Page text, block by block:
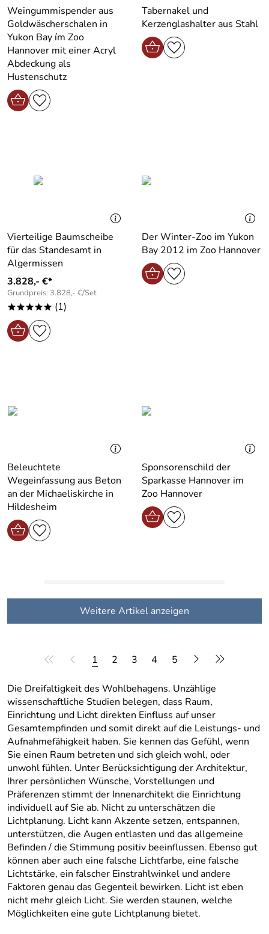
Weingummispender aus
Goldwäscherschalen in
Yukon Bay ím Zoo
Hannover mit einer Acryl
Abdeckung als
Hustenschutz
Tabernakel und
Kerzenglashalter aus Stahl
Vierteilige Baumscheibe
für das Standesamt in
Algermissen
3.828,- €*
Grundpreis: 3.828,- €/Set
***** (1)
Der Winter-Zoo im Yukon
Bay 2012 im Zoo Hannover
Beleuchtete
Wegeinfassung aus Beton
an der Michaeliskirche in
Hildesheim
Sponsorenschild der
Sparkasse Hannover im
Zoo Hannover
Weitere Artikel anzeigen
1 2 3 4 5
Die Dreifaltigkeit des Wohlbehagens. Unzählige
wissenschaftliche Studien belegen, dass Raum,
Einrichtung und Licht direkten Einfluss auf unser
Gesamtempfinden und somit direkt auf die Leistungs- und
Aufnahmefähigkeit haben. Sie kennen das Gefühl, wenn
Sie einen Raum betreten und sich gleich wohl, oder
unwohl fühlen. Unter Berücksichtigung der Architektur,
Ihrer persönlichen Wünsche, Vorstellungen und
Präferenzen stimmt der Innenarchitekt die Einrichtung
individuell auf Sie ab. Nicht zu unterschätzen die
Lichtplanung. Licht kann Akzente setzen, entspannen,
unterstützen, die Augen entlasten und das allgemeine
Befinden / die Stimmung positiv beeinflussen. Ebenso gut
können aber auch eine falsche Lichtfarbe, eine falsche
Lichtstärke, ein falscher Einstrahlwinkel und andere
Faktoren genau das Gegenteil bewirken. Licht ist eben
nicht mehr gleich Licht. Sie werden staunen, welche
Möglichkeiten eine gute Lichtplanung bietet.